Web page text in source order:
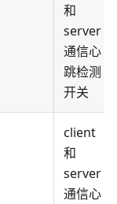
和
server
通信心
跳检测
开关
client
和
server
通信心